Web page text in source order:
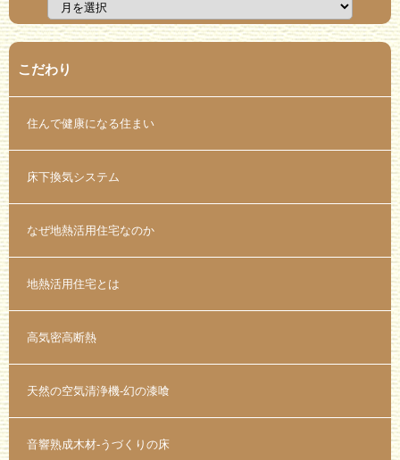
こだわり
住んで健康になる住まい
床下換気システム
なぜ地熱活用住宅なのか
地熱活用住宅とは
高気密高断熱
天然の空気清浄機-幻の漆喰
音響熟成木材-うづくりの床